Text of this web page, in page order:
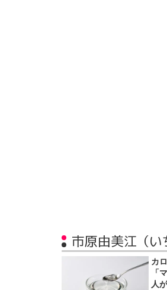
市原由美江（い
カ
「
人